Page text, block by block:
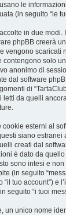
usano le
(in seguito “le
in due
phpBB creerà
vengono scaricati
contengono solo
anonimo di
dal software
di
letti da quelli
esterni al
siano
creati dal
è dato da
sono intesi e
(in seguito
“il tuo account”) e
seguito “i tuoi
un unico nome